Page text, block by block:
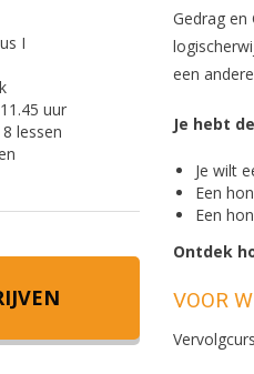
I
uur
lessen
Gedrag en
een
Je hebt
Je wilt
Een
Een
Ontdek
VOOR